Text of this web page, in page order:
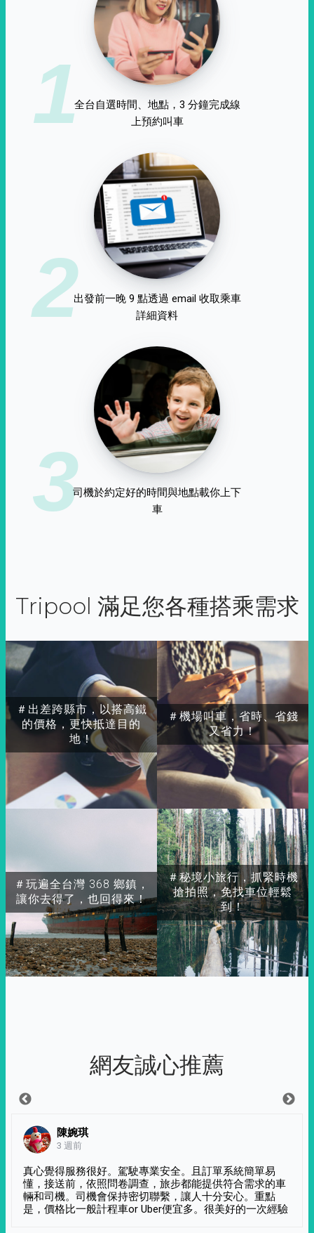
1全台自選時間、地點，3 分鐘完成線
上預約叫車
2出發前一晚 9 點透過 email 收取乘車
詳細資料
3司機於約定好的時間與地點載你上下
車
Tripool 滿足您各種搭乘需求
＃出差跨縣市，以搭高鐵
的價格，更快抵達目的
地！
＃玩遍全台灣 368 鄉鎮，
讓你去得了，也回得來！
＃秘境小旅行，抓緊時機
搶拍照，免找車位輕鬆
到！
＃機場叫車，省時、省錢
又省力！
網友誠心推薦
陳婉琪
3 週前
真心覺得服務很好。駕駛專業安全。且訂單系統簡單易
懂，接送前，依照問卷調查，旅步都能提供符合需求的車
輛和司機。司機會保持密切聯繫，讓人十分安心。重點
是，價格比一般計程車or Uber便宜多。很美好的一次經驗